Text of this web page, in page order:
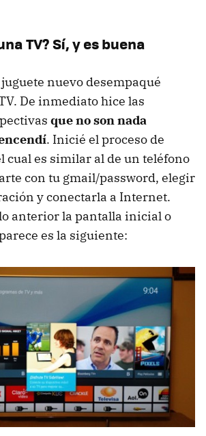
TV? Sí, y es buena
nuevo desempaqué
De inmediato hice las
que no son nada
. Inicié el proceso de
cual es similar al de un teléfono
con tu gmail/password, elegir
y conectarla a Internet.
anterior la pantalla inicial o
es la siguiente: